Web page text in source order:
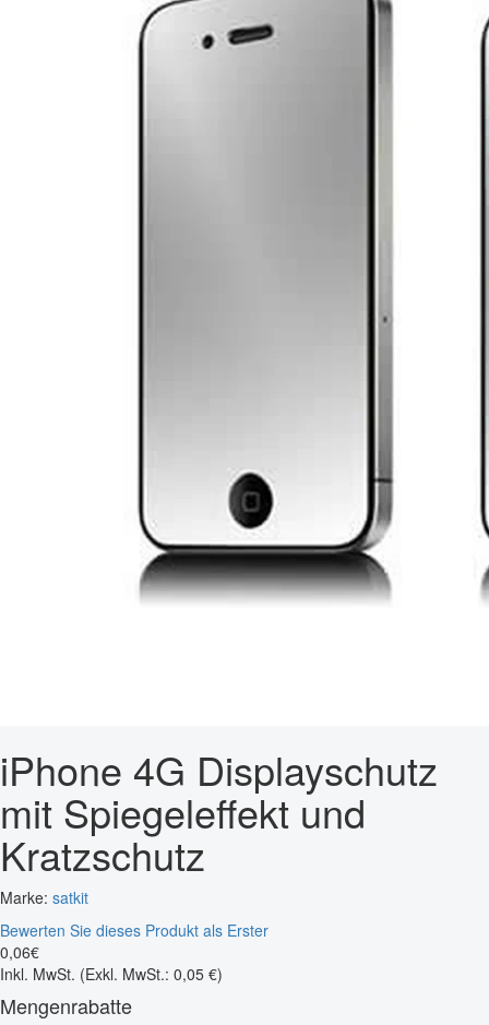
iPhone 4G Displayschutz
mit Spiegeleffekt und
Kratzschutz
Marke: satkit
Bewerten Sie dieses Produkt als Erster
0,06€
Inkl. MwSt. (Exkl. MwSt.: 0,05 €)
Mengenrabatte